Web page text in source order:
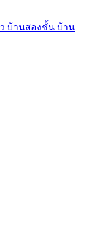
บ้านสองชั้น บ้าน